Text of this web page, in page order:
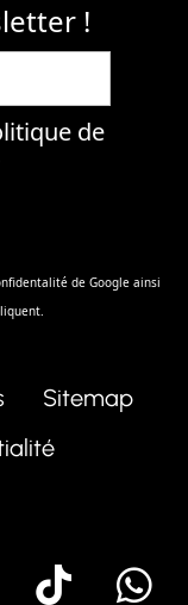
!
de
de Google ainsi
Sitemap
Youtube
Tik